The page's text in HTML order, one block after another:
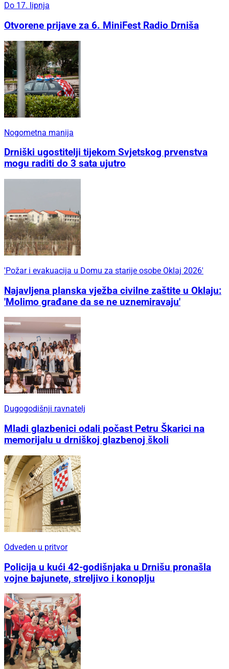
Do 17. lipnja
Otvorene prijave za 6. MiniFest Radio Drniša
Nogometna manija
Drniški ugostitelji tijekom Svjetskog prvenstva
mogu raditi do 3 sata ujutro
'Požar i evakuacija u Domu za starije osobe Oklaj 2026'
Najavljena planska vježba civilne zaštite u Oklaju:
'Molimo građane da se ne uznemiravaju'
Dugogodišnji ravnatelj
Mladi glazbenici odali počast Petru Škarici na
memorijalu u drniškoj glazbenoj školi
Odveden u pritvor
Policija u kući 42-godišnjaka u Drnišu pronašla
vojne bajunete, streljivo i konoplju